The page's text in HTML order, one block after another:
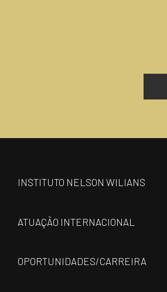
INSTITUTO NELSON WILIANS
ATUAÇÃO INTERNACIONAL
OPORTUNIDADES/CARREIRA